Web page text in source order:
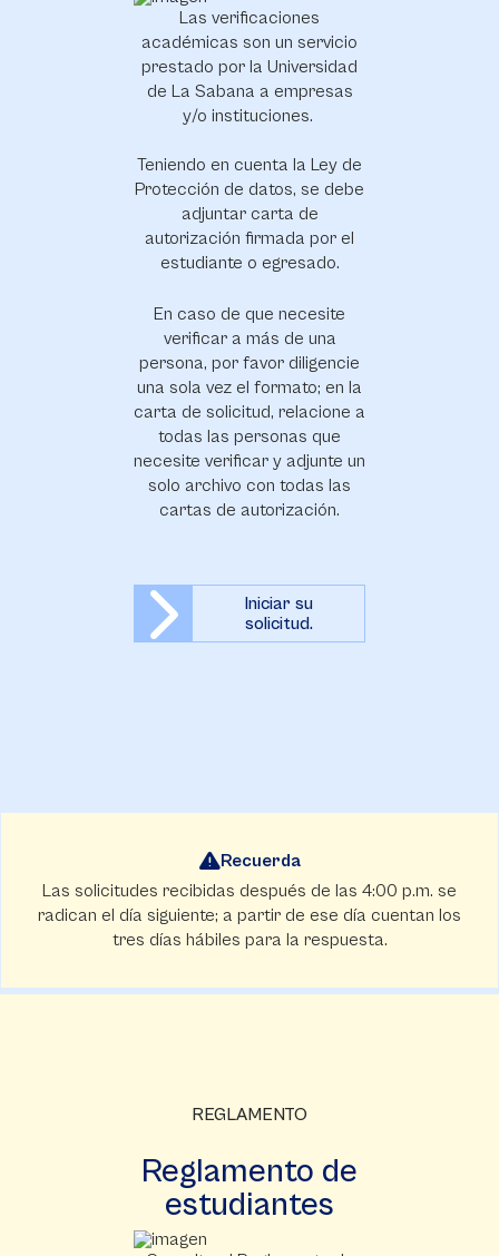
Las verificaciones
académicas son un servicio
prestado por la Universidad
de La Sabana a empresas
y/o instituciones.
Teniendo en cuenta la Ley de
Protección de datos, se debe
adjuntar carta de
autorización firmada por el
estudiante o egresado.
En caso de que necesite
verificar a más de una
persona, por favor diligencie
una sola vez el formato; en la
carta de solicitud, relacione a
todas las personas que
necesite verificar y adjunte un
solo archivo con todas las
cartas de autorización.
Iniciar su
solicitud.
Recuerda
Las solicitudes recibidas después de las 4:00 p.m. se
radican el día siguiente; a partir de ese día cuentan los
tres días hábiles para la respuesta.
REGLAMENTO
Reglamento de
estudiantes